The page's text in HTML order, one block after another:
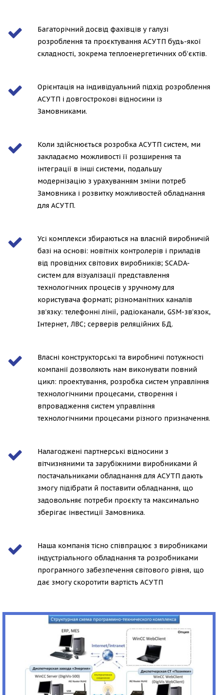
Багаторічний досвід фахівців у галузі
розроблення та проєктування АСУТП будь-якої
складності, зокрема теплоенергетичних об’єктів.
Орієнтація на індивідуальний підхід розроблення
АСУТП і довгострокові відносини із
Замовниками.
Коли здійснюється розробка АСУТП систем, ми
закладаємо можливості її розширення та
інтеграції в інші системи, подальшу
модернізацію з урахуванням зміни потреб
Замовника і розвитку можливостей обладнання
для АСУТП.
Усі комплекси збираються на власній виробничій
базі на основі: новітніх контролерів і приладів
від провідних світових виробників; SCADA-
систем для візуалізації представлення
технологічних процесів у зручному для
користувача форматі; різноманітних каналів
зв’язку: телефонні лінії, радіоканали, GSM-зв’язок,
Інтернет, ЛВС; серверів реляційних БД.
Власні конструкторські та виробничі потужності
компанії дозволяють нам виконувати повний
цикл: проектування, розробка систем управління
технологічними процесами, створення і
впровадження систем управління
технологічними процесами різного призначення.
Налагоджені партнерські відносини з
вітчизняними та зарубіжними виробниками й
постачальниками обладнання для АСУТП дають
змогу підібрати й поставити обладнання, що
задовольняє потреби проєкту та максимально
зберігає інвестиції Замовника.
Наша компанія тісно співпрацює з виробниками
індустріального обладнання та розробниками
програмного забезпечення світового рівня, що
дає змогу скоротити вартість АСУТП